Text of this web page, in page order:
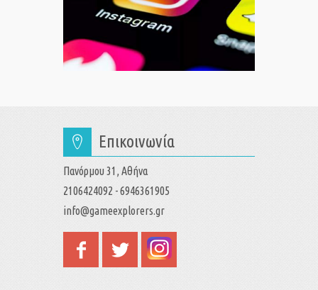
Επικοινωνία
Πανόρμου 31, Αθήνα
2106424092 - 6946361905
info@gameexplorers.gr